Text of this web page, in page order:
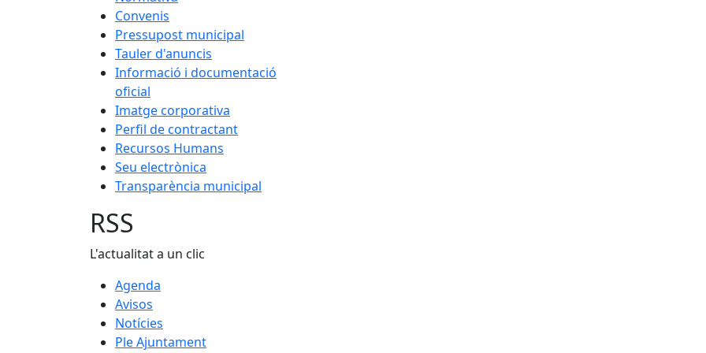
Convenis
Pressupost municipal
Tauler d'anuncis
Informació i documentació
oficial
Imatge corporativa
Perfil de contractant
Recursos Humans
Seu electrònica
Transparència municipal
RSS
L'actualitat a un clic
Agenda
Avisos
Notícies
Ple Ajuntament